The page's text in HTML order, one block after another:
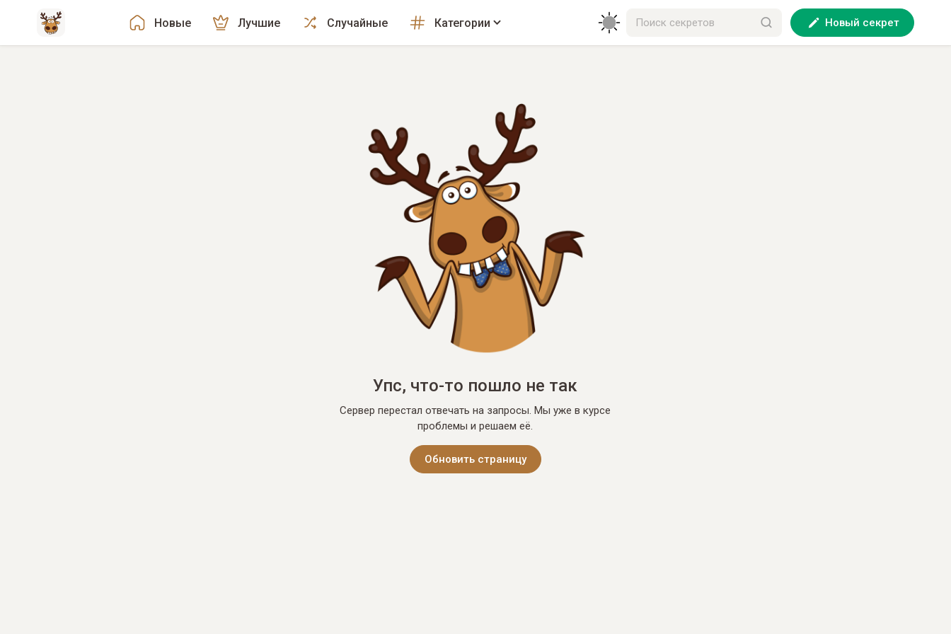
Новые Лучшие Случайные Категории Новый секрет
Упс, что-то пошло не так
Сервер перестал отвечать на запросы. Мы уже в курсе
проблемы и решаем её.
Обновить страницу